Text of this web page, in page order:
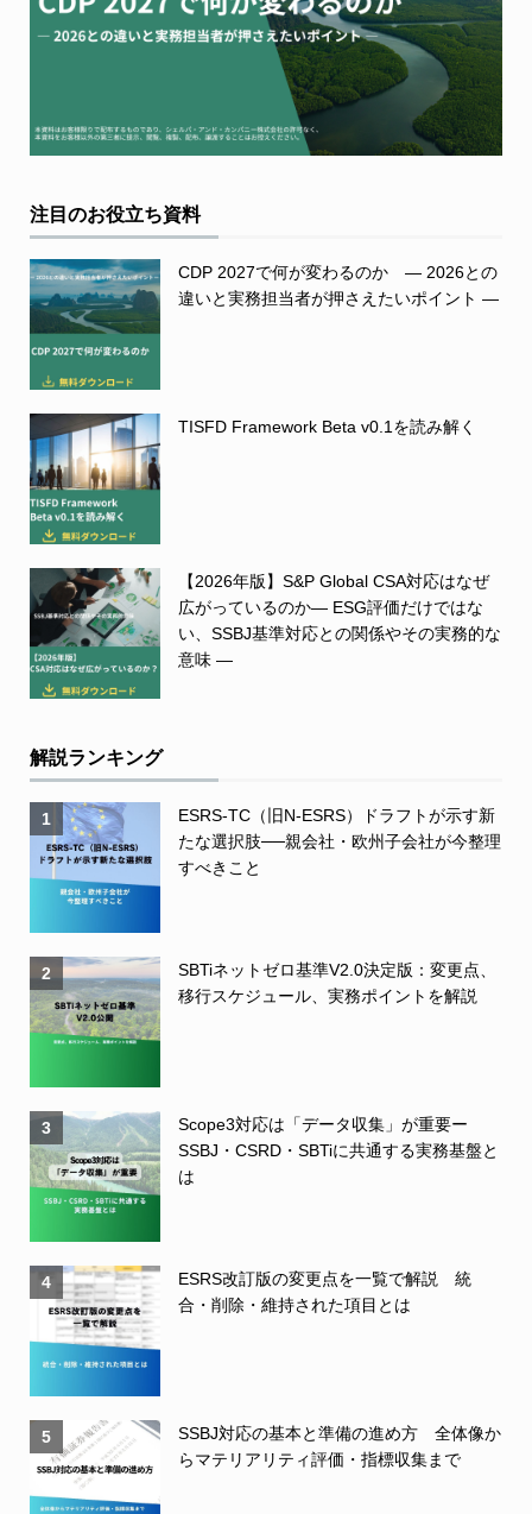
注目のお役立ち資料
CDP 2027で何が変わるのか ― 2026との
違いと実務担当者が押さえたいポイント ―
TISFD Framework Beta v0.1を読み解く
【2026年版】S&P Global CSA対応はなぜ
広がっているのか― ESG評価だけではな
い、SSBJ基準対応との関係やその実務的な
意味 ―
解説ランキング
1
ESRS-TC（旧N-ESRS）ドラフトが示す新
たな選択肢──親会社・欧州子会社が今整理
すべきこと
2
SBTiネットゼロ基準V2.0決定版：変更点、
移行スケジュール、実務ポイントを解説
3
Scope3対応は「データ収集」が重要ー
SSBJ・CSRD・SBTiに共通する実務基盤と
は
4
ESRS改訂版の変更点を一覧で解説 統
合・削除・維持された項目とは
5
SSBJ対応の基本と準備の進め方 全体像か
らマテリアリティ評価・指標収集まで